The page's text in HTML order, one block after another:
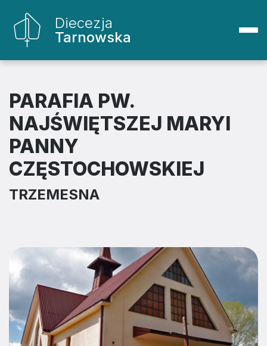
Diecezja
Tarnowska
PARAFIA PW.
NAJŚWIĘTSZEJ MARYI
PANNY
CZĘSTOCHOWSKIEJ
TRZEMESNA